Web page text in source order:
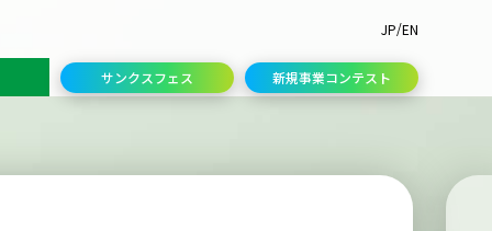
JP/EN
サンクスフェス 新規事業コンテスト